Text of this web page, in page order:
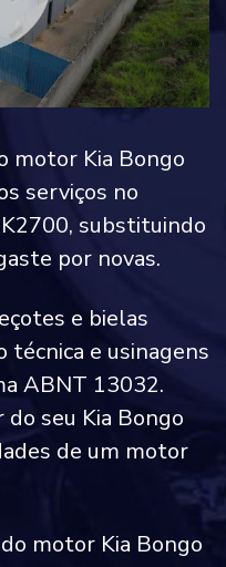
motor Kia Bongo
serviços no
substituindo
por novas.
e bielas
técnica e usinagens
ABNT 13032.
seu Kia Bongo
de um motor
motor Kia Bongo